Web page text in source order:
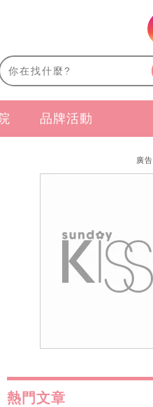
品牌活動
廣告
熱門文章